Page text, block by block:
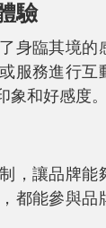
驗
身臨其境
服務進行
和好感度。
，讓品牌
都能參與